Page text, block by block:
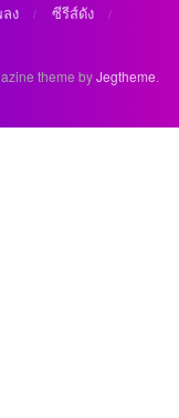
ง
ซีรีส์ดัง
theme byJegtheme.